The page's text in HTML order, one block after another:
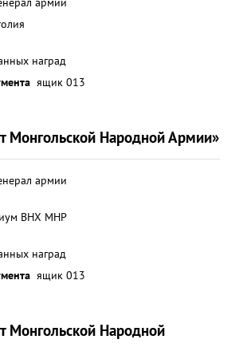
наград
ящик 013
Монгольской Народной Армии»
армии
ВНХ МНР
наград
ящик 013
Монгольской Народной